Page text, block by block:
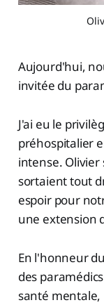
Aujourd'hui,
invitée du
J'ai eu le
préhospitalier
intense. Olivier
sortaient tout
espoir pour
une extension
En l'honneur
des
santé